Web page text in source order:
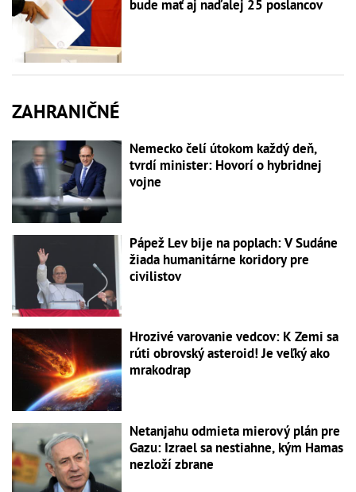
bude mať aj naďalej 25 poslancov
ZAHRANIČNÉ
Nemecko čelí útokom každý deň,
tvrdí minister: Hovorí o hybridnej
vojne
Pápež Lev bije na poplach: V Sudáne
žiada humanitárne koridory pre
civilistov
Hrozivé varovanie vedcov: K Zemi sa
rúti obrovský asteroid! Je veľký ako
mrakodrap
Netanjahu odmieta mierový plán pre
Gazu: Izrael sa nestiahne, kým Hamas
nezloží zbrane